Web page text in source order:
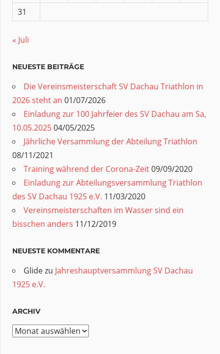
31
« Juli
NEUESTE BEITRÄGE
Die Vereinsmeisterschaft SV Dachau Triathlon in
2026 steht an 01/07/2026
Einladung zur 100 Jahrfeier des SV Dachau am Sa,
10.05.202504/05/2025
Jährliche Versammlung der Abteilung Triathlon
08/11/2021
Training während der Corona-Zeit09/09/2020
Einladung zur Abteilungsversammlung Triathlon
des SV Dachau 1925 e.V. 11/03/2020
Vereinsmeisterschaften im Wasser sind ein
bisschen anders 11/12/2019
NEUESTE KOMMENTARE
Glidezu Jahreshauptversammlung SV Dachau
1925 e.V.
ARCHIV
Archiv